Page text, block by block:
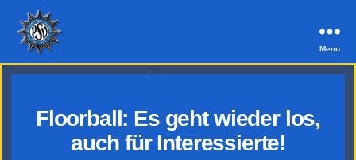
PSV
Aachen
Menu
Floorball: Es geht wieder los,
auch für Interessierte!